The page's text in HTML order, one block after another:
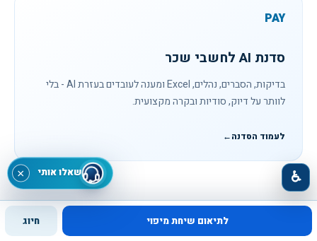
PAY
סדנת AI לחשבי שכר
בדיקות, הסברים, נהלים, Excel ומענה לעובדים בעזרת AI - בלי
לוותר על דיוק, סודיות ובקרה מקצועית.
לעמוד הסדנה←
לתיאום שיחת מיפוי חיוג
שאלו אותי × ♿